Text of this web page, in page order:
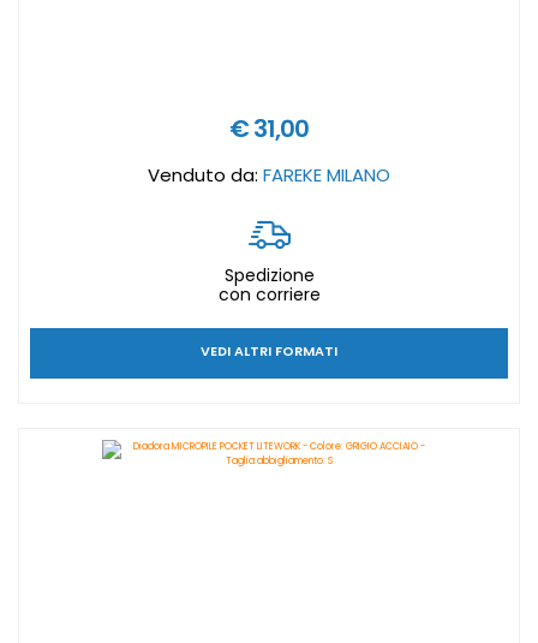
€ 31,00
Venduto da: FAREKE MILANO
Spedizione
con corriere
VEDI ALTRI FORMATI